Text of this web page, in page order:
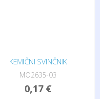
KEMIČNI SVINČNIK
MO2635-03
0,17 €